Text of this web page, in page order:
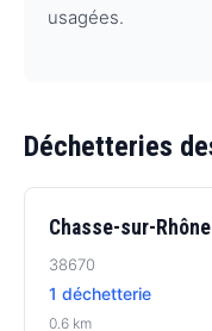
usagées.
Déchetteries
Chasse-sur-Rhône
38670
1 déchetterie
0.6 km